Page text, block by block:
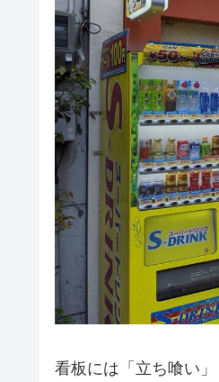
看板には「立ち喰い